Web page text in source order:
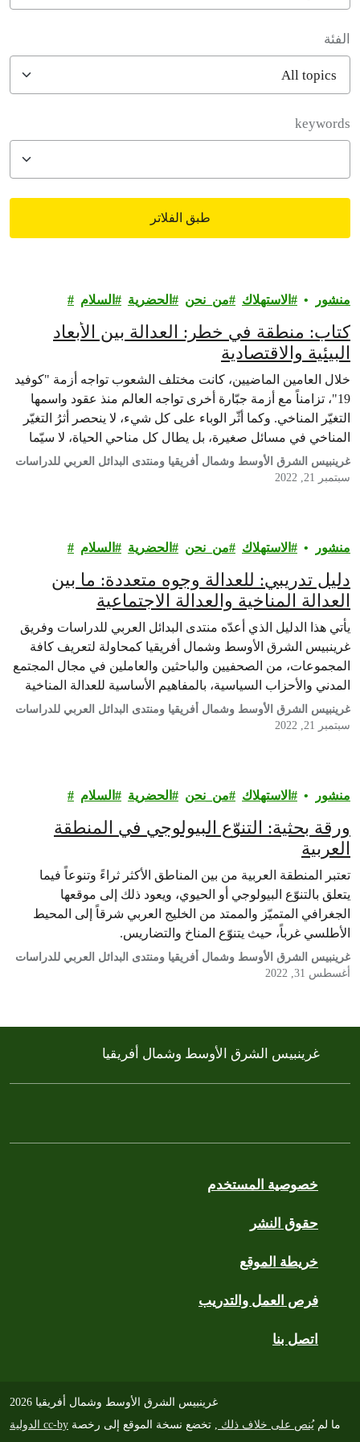
الفئة
keywords
طبق الفلاتر
منشور الاستهلاك من_نحن الحضرية السلام
كتاب: منطقة في خطر: العدالة بين الأبعاد
البيئية والاقتصادية
خلال العامين الماضيين، كانت مختلف الشعوب تواجه أزمة "كوفيد
19"، تزامناً مع أزمة جبّارة أخرى تواجه العالم منذ عقود واسمها
التغيّر المناخي. وكما أثّر الوباء على كل شيء، لا ينحصر أثرُ التغيّر
المناخي في مسائل صغيرة، بل يطال كل مناحي الحياة، لا سيّما
وأن آثار هذه الأزمة على منطقتنا تفوق غيرها من المناطق، بعدما
تبيّن…
غرينبيس الشرق الأوسط وشمال أفريقيا ومنتدى البدائل العربي للدراسات
سبتمبر 21, 2022
منشور الاستهلاك من_نحن الحضرية السلام
دليل تدريبي: للعدالة وجوه متعددة: ما بين
العدالة المناخية والعدالة الاجتماعية
يأتي هذا الدليل الذي أعدّه منتدى البدائل العربي للدراسات وفريق
غرينبيس الشرق الأوسط وشمال أفريقيا كمحاولة لتعريف كافة
المجموعات، من الصحفيين والباحثين والعاملين في مجال المجتمع
المدني والأحزاب السياسية، بالمفاهيم الأساسية للعدالة المناخية
والاجتماعية، طبيعة العلاقة بينهما، وواقع هذه العلاقة في المنطقة
العربية.
غرينبيس الشرق الأوسط وشمال أفريقيا ومنتدى البدائل العربي للدراسات
سبتمبر 21, 2022
منشور الاستهلاك من_نحن الحضرية السلام
ورقة بحثية: التنوّع البيولوجي في المنطقة
العربية
تعتبر المنطقة العربية من بين المناطق الأكثر ثراءً وتنوعاً فيما
يتعلق بالتنوّع البيولوجي أو الحيوي، ويعود ذلك إلى موقعها
الجغرافي المتميّز والممتد من الخليج العربي شرقاً إلى المحيط
الأطلسي غرباً، حيث يتنوّع المناخ والتضاريس.
غرينبيس الشرق الأوسط وشمال أفريقيا ومنتدى البدائل العربي للدراسات
أغسطس 31, 2022
خصوصية المستخدم
حقوق النشر
خريطة الموقع
فرص العمل والتدريب
اتصل بنا
غرينبيس الشرق الأوسط وشمال أفريقيا 2026
ما لميُنص على خلاف ذلك , تخضع نسخة الموقع إلى رخصة cc-by الدولية